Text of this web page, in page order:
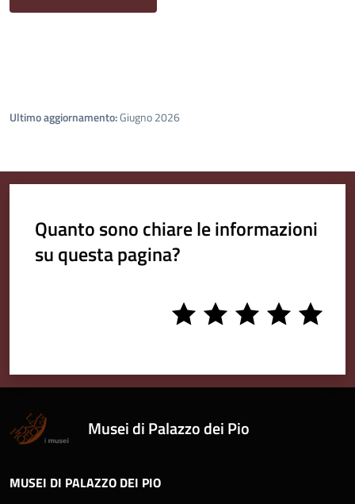
Ultimo aggiornamento:Giugno 2026
Quanto sono chiare le informazioni
su questa pagina?
5
stars
4
stars
3
stars
2
stars
1
stars
Musei di Palazzo dei Pio
MUSEI DI PALAZZO DEI PIO